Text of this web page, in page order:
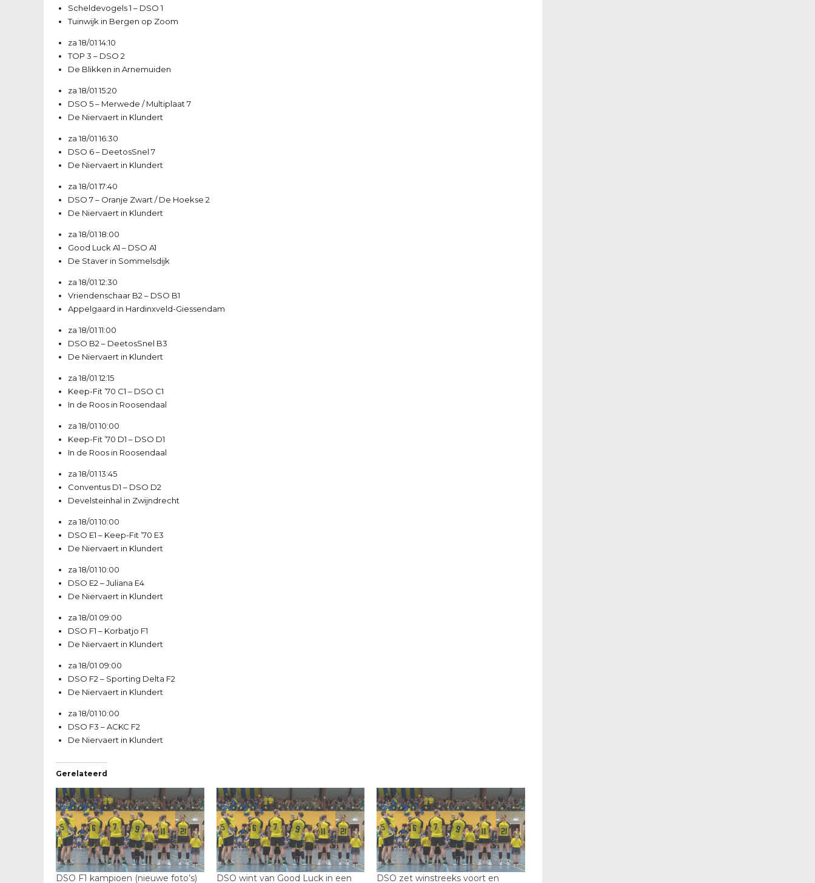
Scheldevogels 1 – DSO 1
Tuinwijk in Bergen op Zoom
za 18/0114:10
TOP 3 – DSO 2
De Blikken in Arnemuiden
za 18/0115:20
DSO 5– Merwede / Multiplaat 7
De Niervaert in Klundert
za 18/0116:30
DSO 6– DeetosSnel 7
De Niervaert in Klundert
za 18/0117:40
DSO 7– Oranje Zwart / De Hoekse 2
De Niervaert in Klundert
za 18/0118:00
Good Luck A1 – DSO A1
De Staver in Sommelsdijk
za 18/0112:30
Vriendenschaar B2 – DSO B1
Appelgaard in Hardinxveld-Giessendam
za 18/0111:00
DSO B2 – DeetosSnel B3
De Niervaert in Klundert
za 18/0112:15
Keep-Fit ’70 C1 – DSO C1
In de Roos in Roosendaal
za 18/0110:00
Keep-Fit ’70 D1 – DSO D1
In de Roos in Roosendaal
za 18/0113:45
Conventus D1 – DSO D2
Develsteinhal in Zwijndrecht
za 18/0110:00
DSO E1 – Keep-Fit ’70 E3
De Niervaert in Klundert
za 18/0110:00
DSO E2 –Juliana E4
De Niervaert in Klundert
za 18/01 09:00
DSO F1 – Korbatjo F1
De Niervaert in Klundert
za 18/01 09:00
DSO F2 – Sporting Delta F2
De Niervaert in Klundert
za 18/0110:00
DSO F3 –ACKC F2
De Niervaert in Klundert
Gerelateerd
DSO F1 kampioen (nieuwe foto’s) DSO wint van Good Luck in een DSO zet winstreeks voort en